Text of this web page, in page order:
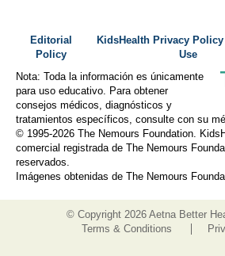
Editorial
Policy
KidsHealth Privacy
Use
Nota: Toda la información es únicamente
para uso educativo. Para obtener
consejos médicos, diagnósticos y
tratamientos específicos, consulte con su
© 1995-2026 The Nemours Foundation.
comercial registrada de The Nemours
reservados.
Imágenes obtenidas de The Nemours
© Copyright 2026 Aetna Better
Terms & Conditions